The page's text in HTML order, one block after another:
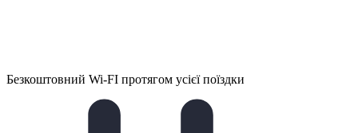
Безкоштовний Wi-FI протягом усієї поїздки